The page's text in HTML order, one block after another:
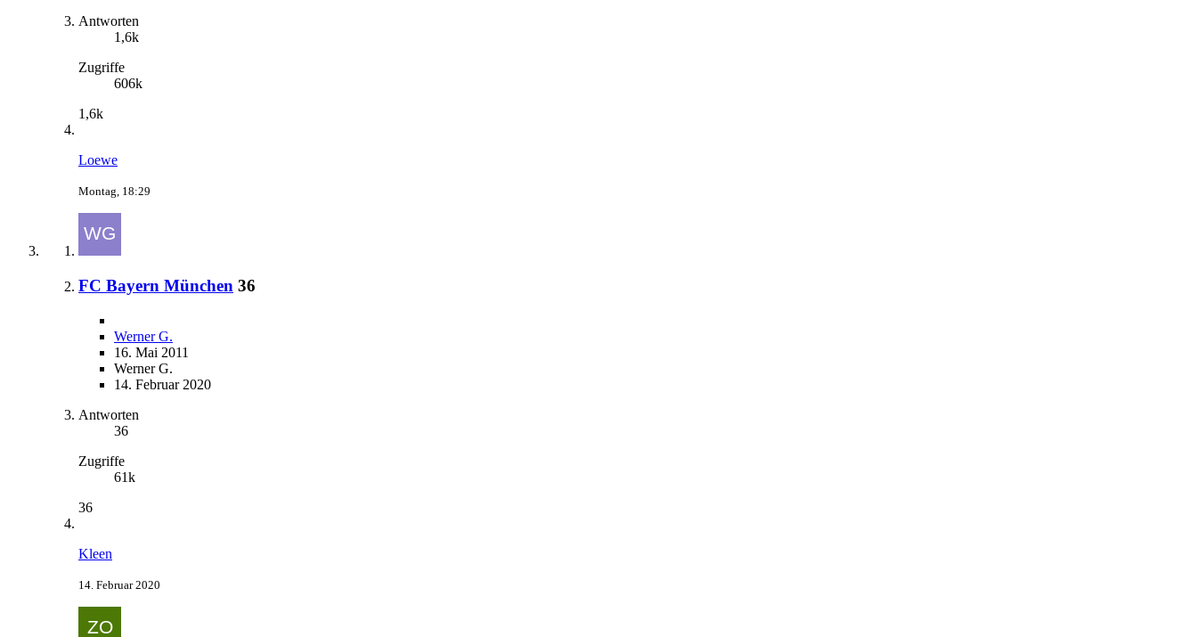
Antworten
1,6k
Zugriffe
606k
1,6k
Loewe
Montag, 18:29
FC Bayern München 36
Werner G.
16. Mai 2011
Werner G.
14. Februar 2020
Antworten
36
Zugriffe
61k
36
Kleen
14. Februar 2020